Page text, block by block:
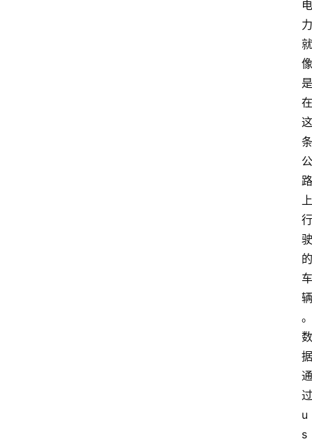
电
力
就
像
是
在
这
条
公
路
上
行
驶
的
车
辆
。
数
据
通
过
u
s